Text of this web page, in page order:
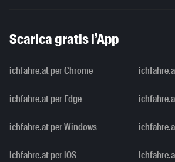
Scarica gratis l’App
ichfahre.at per Chrome
ichfahre.at per Edge
ichfahre.at per Windows
ichfahre.at per iOS